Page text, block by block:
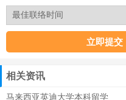
相关资讯
马来西亚英迪大学本科留学